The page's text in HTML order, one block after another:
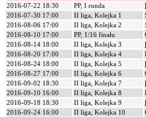
2016-07-22 18:30
PP, I runda
2016-07-30 17:00
II liga, Kolejka 1
2016-08-06 17:00
II liga, Kolejka 2
2016-08-10 17:00
PP, 1/16 finału
2016-08-14 18:00
II liga, Kolejka 3
2016-08-20 17:00
II liga, Kolejka 4
2016-08-24 18:00
II liga, Kolejka 5
2016-08-27 17:00
II liga, Kolejka 6
2016-09-02 18:30
II liga, Kolejka 7
2016-09-10 16:00
II liga, Kolejka 8
2016-09-18 18:30
II liga, Kolejka 9
2016-09-24 16:00
II liga, Kolejka 10